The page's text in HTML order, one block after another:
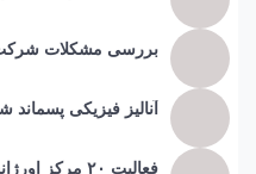
بررسی مشکلات شرکت
آنالیز فیزیکی
فعالیت ۲۰ مرکز اورژانس اجتماعی در استان کرمان